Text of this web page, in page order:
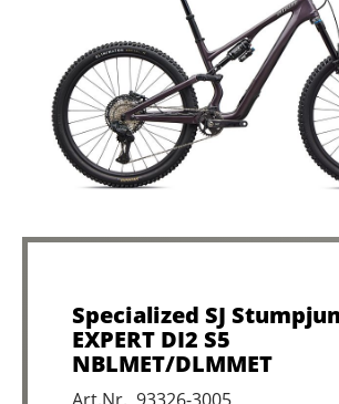
Specialized SJ
EXPERT DI2 S5
NBLMET/DLMMET